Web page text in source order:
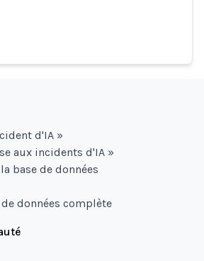
d'IA »
aux incidents d'IA »
base de données
données complète